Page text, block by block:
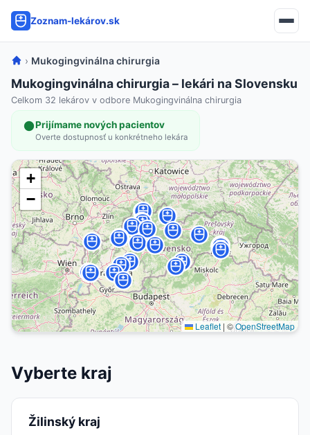
Zoznam-lekárov.sk
› Mukogingvinálna chirurgia
Mukogingvinálna chirurgia – lekári na Slovensku
Celkom 32 lekárov v odbore Mukogingvinálna chirurgia
Prijímame nových pacientov
Overte dostupnosť u konkrétneho lekára
+
−
Leaflet | ©OpenStreetMap
Vyberte kraj
Žilinský kraj